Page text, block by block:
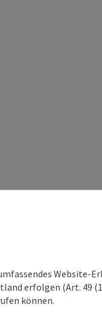
Website-
erfolgen (Art. 49
können.